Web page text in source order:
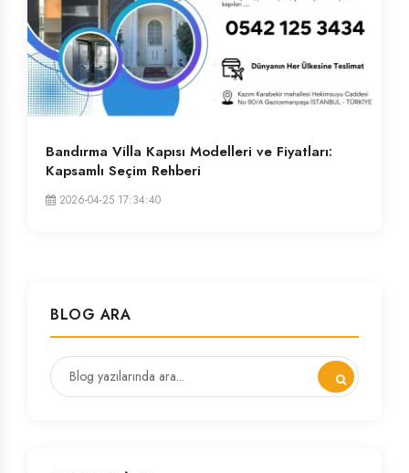
Bandırma Villa Kapısı Modelleri ve Fiyatları:
Kapsamlı Seçim Rehberi
2026-04-25 17:34:40
BLOG ARA